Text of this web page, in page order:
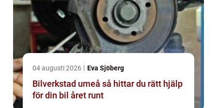
04 augusti 2026 Eva Sjöberg
Bilverkstad umeå så hittar du rätt hjälp
för din bil året runt